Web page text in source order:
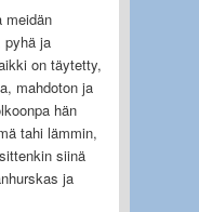
meidän
pyhä ja
on täytetty,
mahdoton ja
hän
tahi lämmin,
siinä
ja